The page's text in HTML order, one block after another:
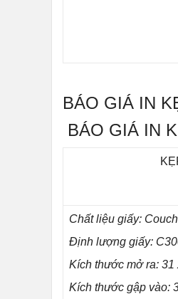
BÁO GIÁ IN
BÁO GIÁ IN
Chất liệu giấy:
Định lượng giấy:
Kích thước mở ra: 31
Kích thước gập vào: